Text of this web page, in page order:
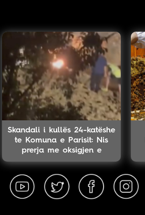
Skandali i kullës 24-katëshe
te Komuna e Parisit: Nis
prerja me oksigjen e
kolektorit magjistral në